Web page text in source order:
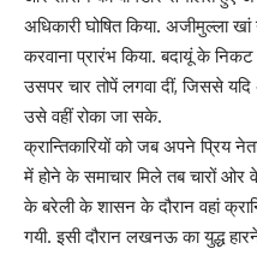
अधिकारी घोषित किया. अजीमुल्ला
करवाना प्रारंभ किया. बदायूं के
उसपर चार तोपें लगवा दीं, जिससे
उसे वहीं रोका जा सके.
क्रान्तिकारियों को जब अपने प्रिय
में होने के समाचार मिले तब चारों
के बरेली के शासन के दौरान वहां
गयी. इसी दौरान लखनऊ का युद्ध